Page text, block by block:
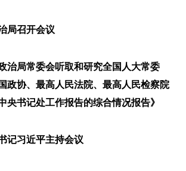
局召开会议
治局常委会听取和研究全国人大常委
政协、最高人民法院、最高人民检察院
央书记处工作报告的综合情况报告》
记习近平主持会议